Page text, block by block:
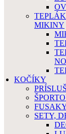
MIKINY
KOČÍKY
SETY,